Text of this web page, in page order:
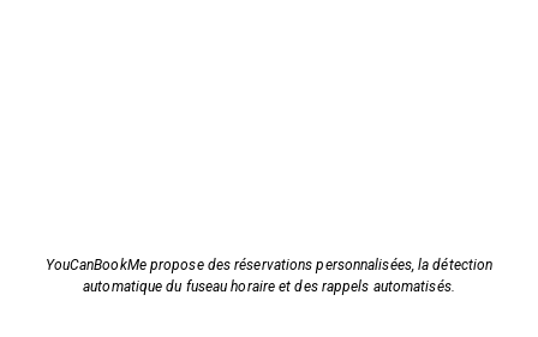
YouCanBookMe propose des réservations personnalisées, la détection
automatique du fuseau horaire et des rappels automatisés.